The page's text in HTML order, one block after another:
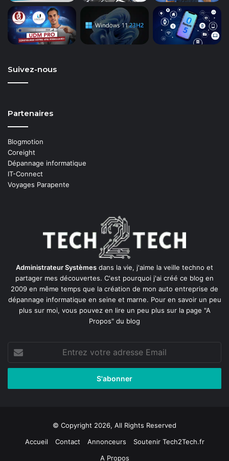
Suivez-nous
Partenaires
Blogmotion
Coreight
Dépannage informatique
IT-Connect
Voyages Parapente
Administrateur Systèmes dans la vie, j'aime la veille techno et
partager mes découvertes. C'est pourquoi j'ai créé ce blog en
2009 en même temps que la création de mon auto entreprise de
dépannage informatique en seine et marne. Pour en savoir un peu
plus sur moi, vous pouvez en lire un peu plus sur la page "A
Propos" du blog
votre
adresse
© Copyright 2026, All Rights Reserved
Accueil
Contact Annonceurs
Soutenir Tech2Tech.fr
A Propos